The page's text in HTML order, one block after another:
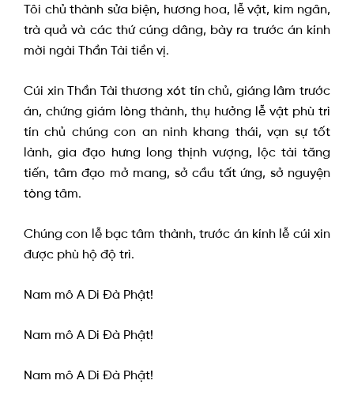
Tôi chủ thành sửa biện, hương hoa, lễ vật, kim ngân,
trà quả và các thứ cúng dâng, bày ra trước án kính
mời ngài Thần Tài tiền vị.
Cúi xin Thần Tài thương xót tín chủ, giáng lâm trước
án, chứng giám lòng thành, thụ hưởng lễ vật phù trì
tín chủ chúng con an ninh khang thái, vạn sự tốt
lành, gia đạo hưng long thịnh vượng, lộc tài tăng
tiến, tâm đạo mở mang, sở cầu tất ứng, sở nguyện
tòng tâm.
Chúng con lễ bạc tâm thành, trước án kính lễ cúi xin
được phù hộ độ trì.
Nam mô A Di Đà Phật!
Nam mô A Di Đà Phật!
Nam mô A Di Đà Phật!